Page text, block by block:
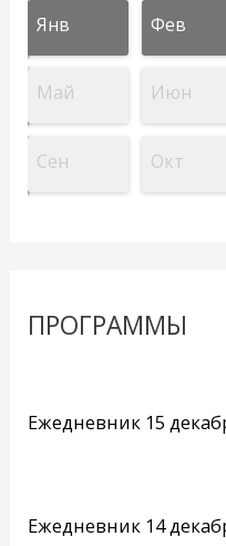
Янв Фев
Май Июн
Сен Окт
ПРОГРАММЫ
Ежедневник 15
Ежедневник 14